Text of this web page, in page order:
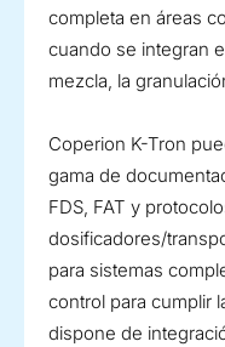
completa en áreas
cuando se integran
mezcla, la
Coperion K-Tron
gama de
FDS, FAT y
dosificadores/
para sistemas
control para cumplir
dispone de